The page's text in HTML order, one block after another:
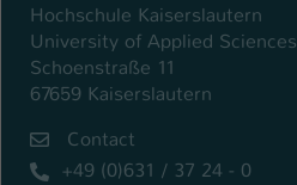
Hochschule Kaiserslautern
University of Applied Sciences
Schoenstraße 11
67659 Kaiserslautern
Contact
+49 (0)631 / 37 24 - 0